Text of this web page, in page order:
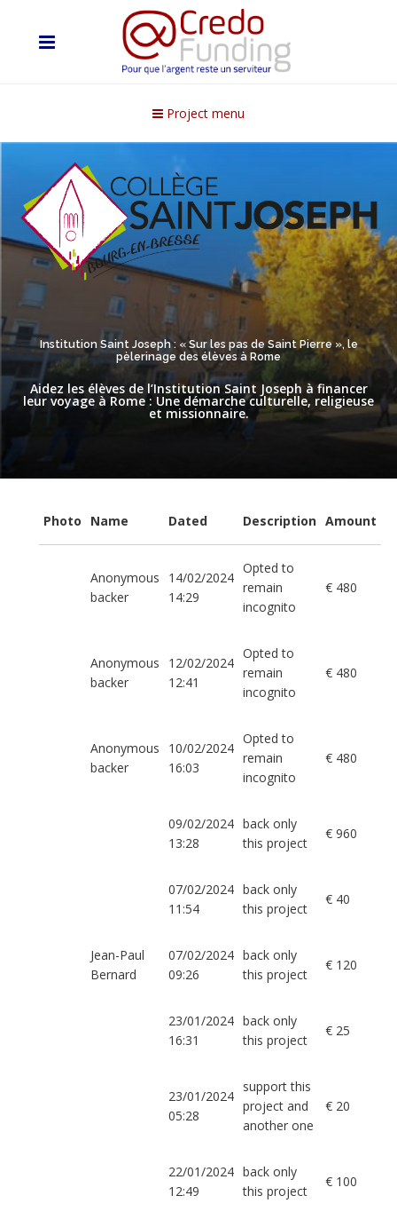
Project menu
Institution Saint Joseph : « Sur les pas de Saint Pierre », le
pèlerinage des élèves à Rome
Aidez les élèves de l’Institution Saint Joseph à financer
leur voyage à Rome : Une démarche culturelle, religieuse
et missionnaire.
Photo Name Dated Description Amount
Anonymous
backer
14/02/2024
14:29
Opted to
remain
incognito
€ 480
Anonymous
backer
12/02/2024
12:41
Opted to
remain
incognito
€ 480
Anonymous
backer
10/02/2024
16:03
Opted to
remain
incognito
€ 480
09/02/2024
13:28
back only
this project
€ 960
07/02/2024
11:54
back only
this project
€ 40
Jean-Paul
Bernard
07/02/2024
09:26
back only
this project
€ 120
23/01/2024
16:31
back only
this project
€ 25
23/01/2024
05:28
support this
project and
another one
€ 20
22/01/2024
12:49
back only
this project
€ 100